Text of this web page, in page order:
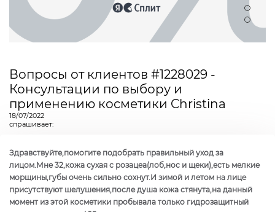
Вопросы от клиентов #1228029 -
Консультации по выбору и
применению косметики Christina
18/07/2022
спрашивает:
Здравствуйте,помогите подобрать правильный уход за
лицом.Мне 32,кожа сухая с розацеа(лоб,нос и щеки),есть мелкие
морщины,губы очень сильно сохнут.И зимой и летом на лице
присутствуют шелушения,после душа кожа стянута,на данный
момент из этой косметики пробывала только гидрозащитный